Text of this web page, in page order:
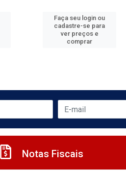
Faça seu login ou
cadastre-se para
ver preços e
comprar
Notas Fiscais